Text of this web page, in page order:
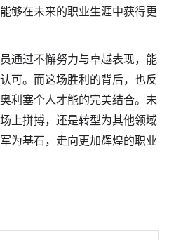
够在未来的职业生涯中获得更
通过不懈努力与卓越表现，能
可。而这场胜利的背后，也反
利塞个人才能的完美结合。未
上拼搏，还是转型为其他领域
为基石，走向更加辉煌的职业